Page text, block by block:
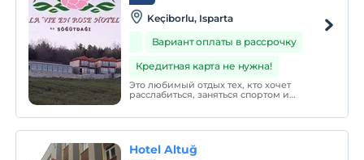
Keçiborlu, Isparta
Вариант оплаты в рассрочку
Кредитная карта не нужна!
Это любимый отдых тех, кто хочет
расслабиться, заняться спортом и
лавандовых садов на высоте 1560 м над
уровнем моря, посреди соснового
источника кислорода.
Hotel Altuğ